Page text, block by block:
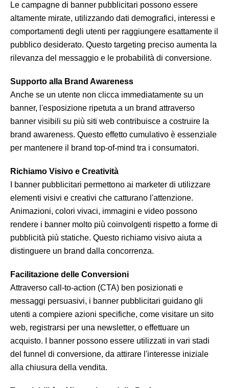
Le campagne di banner pubblicitari possono essere
altamente mirate, utilizzando dati demografici, interessi e
comportamenti degli utenti per raggiungere esattamente il
pubblico desiderato. Questo targeting preciso aumenta la
rilevanza del messaggio e le probabilità di conversione.
Supporto alla Brand Awareness
Anche se un utente non clicca immediatamente su un
banner, l'esposizione ripetuta a un brand attraverso
banner visibili su più siti web contribuisce a costruire la
brand awareness. Questo effetto cumulativo è essenziale
per mantenere il brand top-of-mind tra i consumatori.
Richiamo Visivo e Creatività
I banner pubblicitari permettono ai marketer di utilizzare
elementi visivi e creativi che catturano l'attenzione.
Animazioni, colori vivaci, immagini e video possono
rendere i banner molto più coinvolgenti rispetto a forme di
pubblicità più statiche. Questo richiamo visivo aiuta a
distinguere un brand dalla concorrenza.
Facilitazione delle Conversioni
Attraverso call-to-action (CTA) ben posizionati e
messaggi persuasivi, i banner pubblicitari guidano gli
utenti a compiere azioni specifiche, come visitare un sito
web, registrarsi per una newsletter, o effettuare un
acquisto. I banner possono essere utilizzati in vari stadi
del funnel di conversione, da attirare l'interesse iniziale
alla chiusura della vendita.